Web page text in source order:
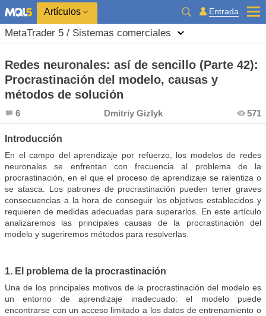
Artículos Entrada
MetaTrader 5 / Sistemas comerciales
Redes neuronales: así de sencillo (Parte 42):
Procrastinación del modelo, causas y
métodos de solución
6 Dmitriy Gizlyk 571
Introducción
En el campo del aprendizaje por refuerzo, los modelos de redes
neuronales se enfrentan con frecuencia al problema de la
procrastinación, en el que el proceso de aprendizaje se ralentiza o
se atasca. Los patrones de procrastinación pueden tener graves
consecuencias a la hora de conseguir los objetivos establecidos y
requieren de medidas adecuadas para superarlos. En este artículo
analizaremos las principales causas de la procrastinación del
modelo y sugeriremos métodos para resolverlas.
1. El problema de la procrastinación
Una de los principales motivos de la procrastinación del modelo es
un entorno de aprendizaje inadecuado: el modelo puede
encontrarse con un acceso limitado a los datos de entrenamiento o